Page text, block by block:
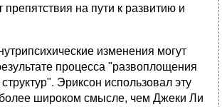
препятствия на пути к развитию и
изменения могут
процесса "развоплощения
Эриксон использовал эту
широком смысле, чем Джеки Ли